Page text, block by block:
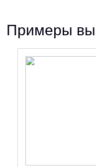
Примеры